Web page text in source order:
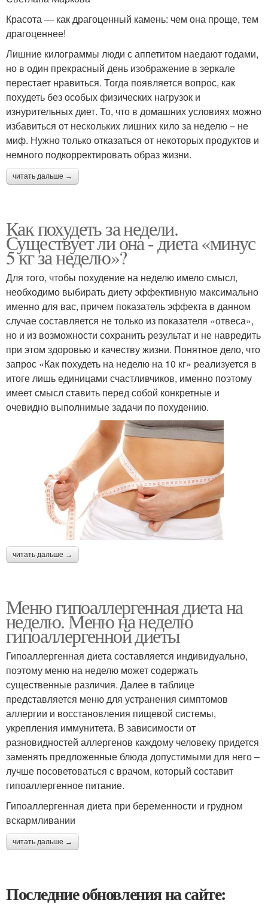
Красота — как драгоценный камень: чем она проще, тем
драгоценнее!
Лишние килограммы люди с аппетитом наедают годами,
но в один прекрасный день изображение в зеркале
перестает нравиться. Тогда появляется вопрос, как
похудеть без особых физических нагрузок и
изнурительных диет. То, что в домашних условиях можно
избавиться от нескольких лишних кило за неделю – не
миф. Нужно только отказаться от некоторых продуктов и
немного подкорректировать образ жизни.
читать дальше →
Как похудеть за недели.
Существует ли она - диета «минус
5 кг за неделю»?
Для того, чтобы похудение на неделю имело смысл,
необходимо выбирать диету эффективную максимально
именно для вас, причем показатель эффекта в данном
случае составляется не только из показателя «отвеса»,
но и из возможности сохранить результат и не навредить
при этом здоровью и качеству жизни. Понятное дело, что
запрос «Как похудеть на неделю на 10 кг» реализуется в
итоге лишь единицами счастливчиков, именно поэтому
имеет смысл ставить перед собой конкретные и
очевидно выполнимые задачи по похудению.
читать дальше →
Меню гипоаллергенная диета на
неделю. Меню на неделю
гипоаллергенной диеты
Гипоаллергенная диета составляется индивидуально,
поэтому меню на неделю может содержать
существенные различия. Далее в таблице
представляется меню для устранения симптомов
аллергии и восстановления пищевой системы,
укрепления иммунитета. В зависимости от
разновидностей аллергенов каждому человеку придется
заменять предложенные блюда допустимыми для него –
лучше посоветоваться с врачом, который составит
гипоаллергенное питание.
Гипоаллергенная диета при беременности и грудном
вскармливании
читать дальше →
Последние обновления на сайте: